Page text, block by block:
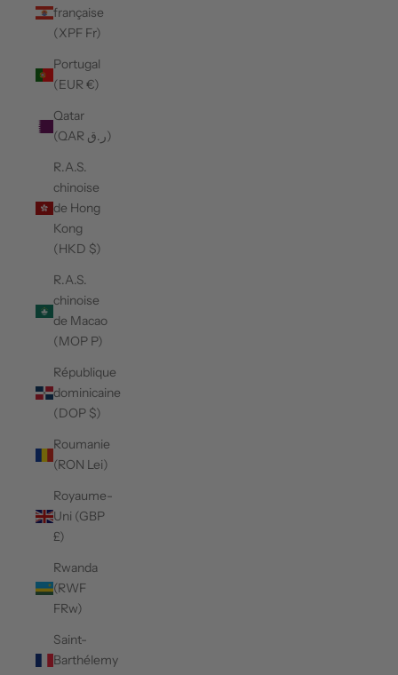
française
(XPF Fr)
Portugal
(EUR €)
Qatar
(QAR ر.ق)
R.A.S.
chinoise
de Hong
Kong
(HKD $)
R.A.S.
chinoise
de Macao
(MOP P)
République
dominicaine
(DOP $)
Roumanie
(RON Lei)
Royaume-
Uni (GBP
£)
Rwanda
(RWF
FRw)
Saint-
Barthélemy